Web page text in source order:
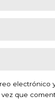
electrónico
que